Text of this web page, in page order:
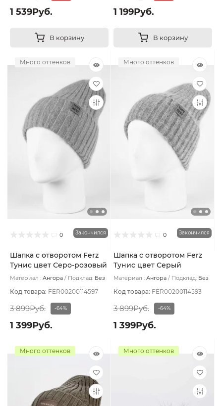
1 539Руб.
В корзину
1 199Руб.
В корзину
Много оттенков
0 Закончился
Шапка с отворотом Ferz
Тунис цвет Серо-розовый
Материал : Ангора Подклад: Без
Код товара: FER00200114597
3 899Руб. -64%
1 399Руб.
Много оттенков
0 Закончился
Шапка с отворотом Ferz
Тунис цвет Серый
Материал : Ангора Подклад: Без
Код товара: FER00200114593
3 899Руб. -64%
1 399Руб.
Много оттенков Много оттенков